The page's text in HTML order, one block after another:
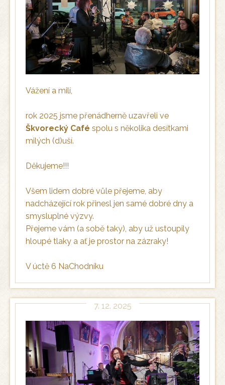
Vážení a milí,
rok 2025 jsme přenádherně uzavřeli ve
Škvorecký Café spolu s několika desítkami
milých (d)uší.
Děkujeme!!!
Všem lidem dobré vůle přejeme, aby
nadcházející rok přinesl jen samé dobré dny a
smysluplné výzvy.
Přejeme vám (a sobě taky), aby už ustoupily
hloupé tlaky a ať je prostor na zázraky!
V úctě 6 NaChodníku
7. 12. 2025